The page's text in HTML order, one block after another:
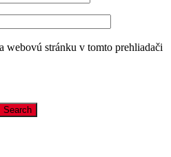
webovú stránku v tomto prehliadači